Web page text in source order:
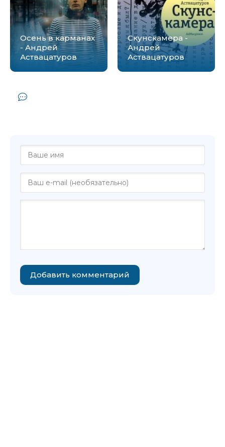
Осень в карманах
- Андрей
Аствацатуров
Скунскамера -
Андрей
Аствацатуров
Добавить комментарий